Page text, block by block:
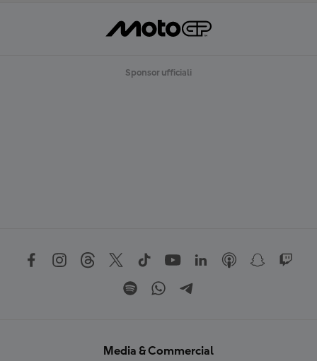
Sponsor ufficiali
Media & Commercial